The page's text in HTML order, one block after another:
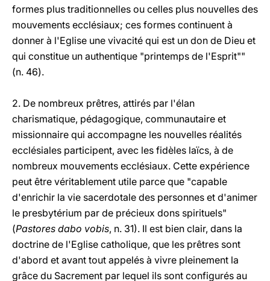
formes plus traditionnelles ou celles plus nouvelles des
mouvements ecclésiaux; ces formes continuent à
donner à l'Eglise une vivacité qui est un don de Dieu et
qui constitue un authentique "printemps de l'Esprit""
(n. 46).
2. De nombreux prêtres, attirés par l'élan
charismatique, pédagogique, communautaire et
missionnaire qui accompagne les nouvelles réalités
ecclésiales participent, avec les fidèles laïcs, à de
nombreux mouvements ecclésiaux. Cette expérience
peut être véritablement utile parce que "capable
d'enrichir la vie sacerdotale des personnes et d'animer
le presbytérium par de précieux dons spirituels"
(Pastores dabo vobis, n. 31). Il est bien clair, dans la
doctrine de l'Eglise catholique, que les prêtres sont
d'abord et avant tout appelés à vivre pleinement la
grâce du Sacrement par lequel ils sont configurés au